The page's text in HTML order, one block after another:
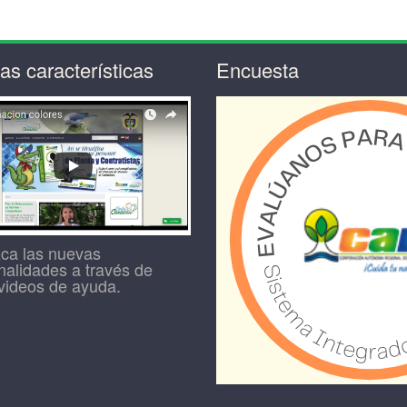
características
las nuevas
a través de
de ayuda.
Encuesta